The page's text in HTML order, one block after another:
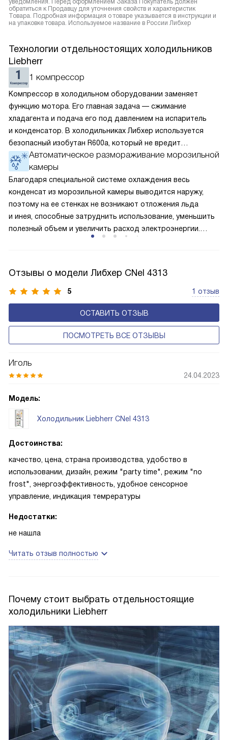
уведомления. Перед оформлением Заказа Покупатель должен
обратиться к Продавцу для уточнения свойств и характеристик
Товара. Подробная информация о товаре указывается в инструкции и
на упаковке товара. Используемое название в России Либхер
Технологии отдельностоящих холодильников
Liebherr
1 компрессор
Компрессор в холодильном оборудовании заменяет
функцию мотора. Его главная задача — сжимание
хладагента и подача его под давлением на испаритель
и конденсатор. В холодильниках Либхер используется
безопасный изобутан R600a, который не вредит
окружающей среде. Компрессор перегоняет его
по охладительному контуру по принципу насоса. Чем
лучше работает «мотор» прибора, тем качественнее
и быстрее происходит охлаждение, затрачивается
меньше электроэнергии.
Автоматическое размораживание морозильной
камеры
Благодаря специальной системе охлаждения весь
конденсат из морозильной камеры выводится наружу,
поэтому на ее стенках не возникают отложения льда
и инея, способные затруднить использование, уменьшить
полезный объем и увеличить расход электроэнергии.
Отзывы о модели Либхер CNel 4313
5 1 отзыв
ОСТАВИТЬ ОТЗЫВ
ПОСМОТРЕТЬ ВСЕ ОТЗЫВЫ
Иголь
24.04.2023
Модель:
Холодильник Liebherr CNel 4313
Достоинства:
качество, цена, страна производства, удобство в
использовании, дизайн, режим "party time", режим "no
frost", энергоэффективность, удобное сенсорное
управление, индикация темрературы
Недостатки:
не нашла
Читать отзыв полностью
Почему стоит выбрать отдельностоящие
холодильники Liebherr